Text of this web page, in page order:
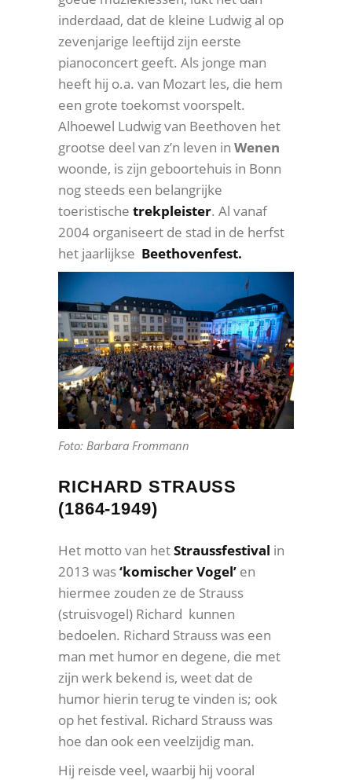
inderdaad, dat de kleine Ludwig al op
zevenjarige leeftijd zijn eerste
pianoconcert geeft. Als jonge man
heeft hij o.a. van Mozart les, die hem
een grote toekomst voorspelt.
Alhoewel Ludwig van Beethoven het
grootse deel van z’n leven in Wenen
woonde, is zijn geboortehuis in Bonn
nog steeds een belangrijke
toeristische trekpleister. Al vanaf
2004 organiseert de stad in de herfst
het jaarlijkse Beethovenfest.
Foto: Barbara Frommann
RICHARD STRAUSS
(1864-1949)
Het motto van hetStraussfestival in
2013 was‘komischer Vogel’ en
hiermee zouden ze de Strauss
(struisvogel) Richard kunnen
bedoelen. Richard Strauss was een
man met humor en degene, die met
zijn werk bekend is, weet dat de
humor hierin terug te vinden is; ook
op het festival. Richard Strauss was
hoe dan ook een veelzijdig man.
Hij reisde veel, waarbij hij vooral